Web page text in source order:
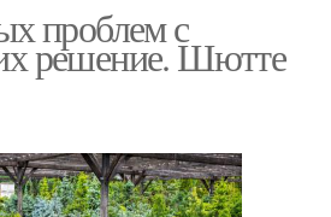
проблем с
решение. Шютте